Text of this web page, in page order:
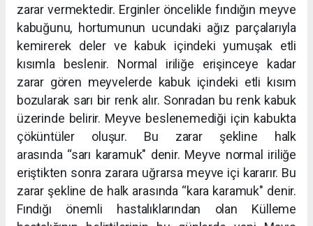
zarar vermektedir. Erginler öncelikle fındığın meyve
kabuğunu, hortumunun ucundaki ağız parçalarıyla
kemirerek deler ve kabuk içindeki yumuşak etli
kısımla beslenir. Normal iriliğe erişinceye kadar
zarar gören meyvelerde kabuk içindeki etli kısım
bozularak sarı bir renk alır. Sonradan bu renk kabuk
üzerinde belirir. Meyve beslenemediği için kabukta
çöküntüler oluşur. Bu zarar şekline halk
arasında “sarı karamuk" denir. Meyve normal iriliğe
eriştikten sonra zarara uğrarsa meyve içi kararır. Bu
zarar şekline de halk arasında “kara karamuk" denir.
Fındığı önemli hastalıklarından olan Külleme